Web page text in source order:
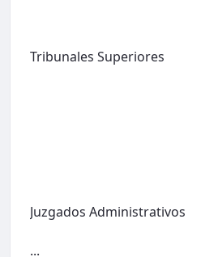
Tribunales Superiores
Juzgados Administrativos
...